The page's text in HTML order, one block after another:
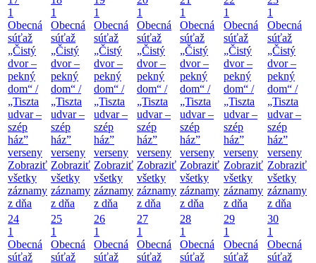
1
Obecná
súťaž
„Čistý
dvor –
pekný
dom“ /
„Tiszta
udvar –
szép
ház”
verseny
Zobraziť
všetky
záznamy
z dňa
1
Obecná
súťaž
„Čistý
dvor –
pekný
dom“ /
„Tiszta
udvar –
szép
ház”
verseny
Zobraziť
všetky
záznamy
z dňa
1
Obecná
súťaž
„Čistý
dvor –
pekný
dom“ /
„Tiszta
udvar –
szép
ház”
verseny
Zobraziť
všetky
záznamy
z dňa
1
Obecná
súťaž
„Čistý
dvor –
pekný
dom“ /
„Tiszta
udvar –
szép
ház”
verseny
Zobraziť
všetky
záznamy
z dňa
1
Obecná
súťaž
„Čistý
dvor –
pekný
dom“ /
„Tiszta
udvar –
szép
ház”
verseny
Zobraziť
všetky
záznamy
z dňa
1
Obecná
súťaž
„Čistý
dvor –
pekný
dom“ /
„Tiszta
udvar –
szép
ház”
verseny
Zobraziť
všetky
záznamy
z dňa
1
Obecná
súťaž
„Čistý
dvor –
pekný
dom“ /
„Tiszta
udvar –
szép
ház”
verseny
Zobraziť
všetky
záznamy
z dňa
24
1
Obecná
súťaž
25
1
Obecná
súťaž
26
1
Obecná
súťaž
27
1
Obecná
súťaž
28
1
Obecná
súťaž
29
1
Obecná
súťaž
30
1
Obecná
súťaž